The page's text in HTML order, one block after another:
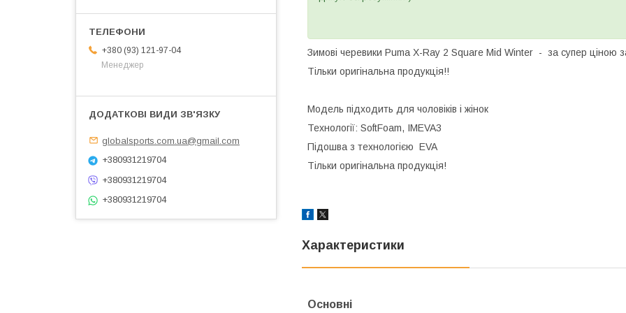
Зимові черевики Puma X-Ray 2 Square Mid Winter - за супер ціною
Тільки оригінальна продукція!!
Модель підходить для чоловіків і жінок
Технології: SoftFoam, IMEVA3
Підошва з технологією EVA
Тільки оригінальна продукція!
Характеристики
Основні
+380 (93) 121-97-04
Менеджер
globalsports.com.ua@gmail.com
+380931219704
+380931219704
+380931219704